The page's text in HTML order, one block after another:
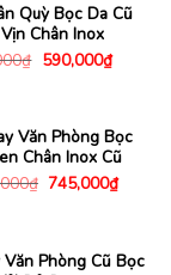
Quỳ Bọc Da Cũ
Chân Inox
₫ Giá
590,000₫Giá
hiện
Văn Phòng Bọc
Chân Inox Cũ
₫ Giá
745,000₫Giá
hiện
Văn Phòng Cũ Bọc